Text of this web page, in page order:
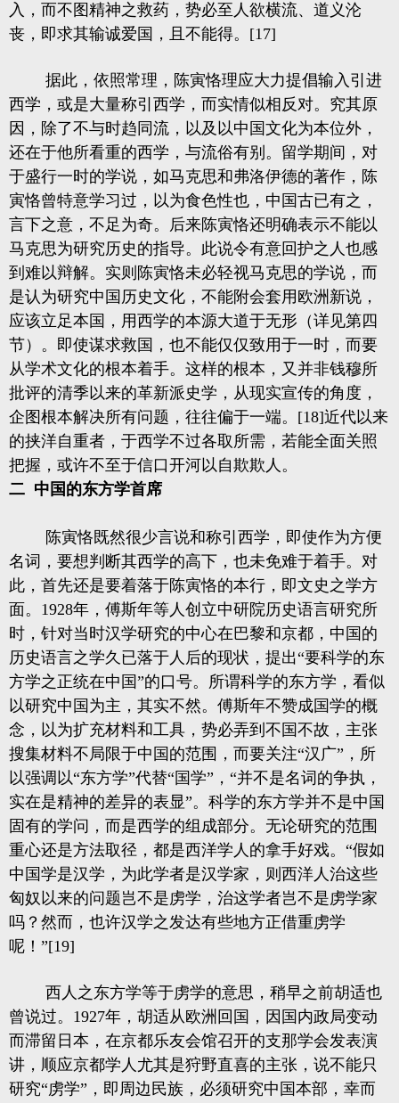
入，而不图精神之救药，势必至人欲横流、道义沦
丧，即求其输诚爱国，且不能得。[17]
据此，依照常理，陈寅恪理应大力提倡输入引进
西学，或是大量称引西学，而实情似相反对。究其原
因，除了不与时趋同流，以及以中国文化为本位外，
还在于他所看重的西学，与流俗有别。留学期间，对
于盛行一时的学说，如马克思和弗洛伊德的著作，陈
寅恪曾特意学习过，以为食色性也，中国古已有之，
言下之意，不足为奇。后来陈寅恪还明确表示不能以
马克思为研究历史的指导。此说令有意回护之人也感
到难以辩解。实则陈寅恪未必轻视马克思的学说，而
是认为研究中国历史文化，不能附会套用欧洲新说，
应该立足本国，用西学的本源大道于无形（详见第四
节）。即使谋求救国，也不能仅仅致用于一时，而要
从学术文化的根本着手。这样的根本，又并非钱穆所
批评的清季以来的革新派史学，从现实宣传的角度，
企图根本解决所有问题，往往偏于一端。[18]近代以来
的挟洋自重者，于西学不过各取所需，若能全面关照
把握，或许不至于信口开河以自欺欺人。
二 中国的东方学首席
陈寅恪既然很少言说和称引西学，即使作为方便
名词，要想判断其西学的高下，也未免难于着手。对
此，首先还是要着落于陈寅恪的本行，即文史之学方
面。1928年，傅斯年等人创立中研院历史语言研究所
时，针对当时汉学研究的中心在巴黎和京都，中国的
历史语言之学久已落于人后的现状，提出“要科学的东
方学之正统在中国”的口号。所谓科学的东方学，看似
以研究中国为主，其实不然。傅斯年不赞成国学的概
念，以为扩充材料和工具，势必弄到不国不故，主张
搜集材料不局限于中国的范围，而要关注“汉广”，所
以强调以“东方学”代替“国学”，“并不是名词的争执，
实在是精神的差异的表显”。科学的东方学并不是中国
固有的学问，而是西学的组成部分。无论研究的范围
重心还是方法取径，都是西洋学人的拿手好戏。“假如
中国学是汉学，为此学者是汉学家，则西洋人治这些
匈奴以来的问题岂不是虏学，治这学者岂不是虏学家
吗？然而，也许汉学之发达有些地方正借重虏学
呢！”[19]
西人之东方学等于虏学的意思，稍早之前胡适也
曾说过。1927年，胡适从欧洲回国，因国内政局变动
而滞留日本，在京都乐友会馆召开的支那学会发表演
讲，顺应京都学人尤其是狩野直喜的主张，说不能只
研究“虏学”，即周边民族，必须研究中国本部，幸而